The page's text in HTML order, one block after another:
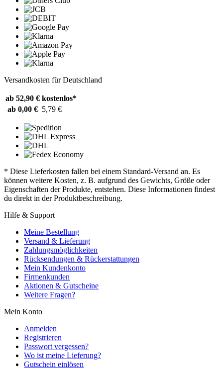
Versandkosten für Deutschland
ab 52,90 € kostenlos*
ab 0,00 € 5,79 €
* Diese Lieferkosten fallen bei einem Standard-Versand an. Es
können weitere Kosten, z. B. aufgrund des Gewichts, Größe oder
Eigenschaften der Produkte, entstehen. Diese Informationen findest
du direkt in der Produktbeschreibung.
Hilfe & Support
Meine Bestellung
Versand & Lieferung
Zahlungsmöglichkeiten
Rücksendungen & Rückerstattungen
Mein Kundenkonto
Firmenkunden
Aktionen & Gutscheine
Weitere Fragen?
Mein Konto
Anmelden
Registrieren
Passwort vergessen?
Wo ist meine Lieferung?
Gutschein einlösen